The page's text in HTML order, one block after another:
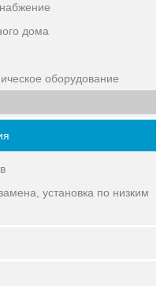
дома
оборудование
установка по низким